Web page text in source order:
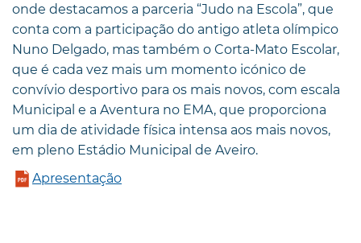
onde destacamos a parceria “Judo na Escola”, que
conta com a participação do antigo atleta olímpico
Nuno Delgado, mas também o Corta-Mato Escolar,
que é cada vez mais um momento icónico de
convívio desportivo para os mais novos, com escala
Municipal e a Aventura no EMA, que proporciona
um dia de atividade física intensa aos mais novos,
em pleno Estádio Municipal de Aveiro.
Apresentação